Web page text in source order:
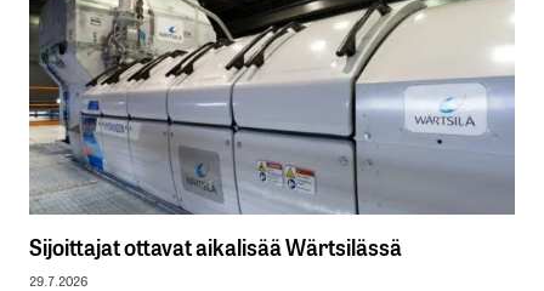
Sijoittajat ottavat aikalisää Wärtsilässä
29.7.2026